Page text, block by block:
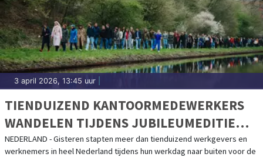
3 april 2026, 13:45 uur
TIENDUIZEND KANTOORMEDEWERKERS
WANDELEN TIJDENS JUBILEUMEDITIE
VAN WANDEL TIJDENS JE WERKDAG
NEDERLAND - Gisteren stapten meer dan tienduizend werkgevers en
werknemers in heel Nederland tijdens hun werkdag naar buiten voor de